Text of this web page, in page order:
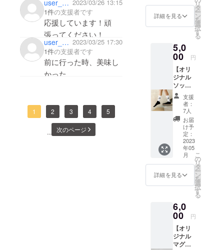
user_be1533e8d724 2023/03/26 13:15
1件の支援者です
応援しています！頑
張ってください！
user_0012ce72b674 2023/03/25 17:30
1件の支援者です
前に行った時、美味し
かった。
1 2 3 4 5
... 次のページ
(アー
ト)、加
ネート]
✓複数
購入さ
れた場
合、お
礼の
メッ
セージ
は1つ、
ステッ
カーは
購入枚
数分を
お送り
しま
す。 ✓
購入時
ただけ
ると励
りま
す。
使って
も、プ
レゼン
トに
もOK！
✓何口
でも購
入可
能。 ✓
店頭に
てお礼
のメー
ルを確
認し、
チケッ
トと引
き換え
ます。
✓有効
期限：
2023年
詳細を見る
リ
タ
ー
ン
を
選
択
す
る
5,0
00 円
【オリ
ジナル
ソック
ス】 底
面に
クッ
ション
性があ
り、履
き心地
の良い
靴下 (ご
希望の
サイズ
をお選
び下さ
M（24~
26.5cm
）
L（27~
29.5）
XL（30
支援
者：
7人
お届
け予
定：
2023
年05
月
詳細を見る
こ
の
リ
タ
ー
ン
を
選
択
す
る
6,0
00 円
【オリ
ジナル
マグ